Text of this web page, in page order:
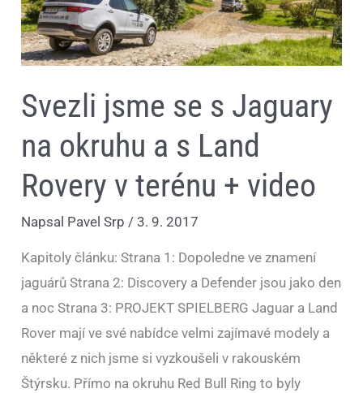
Svezli jsme se s Jaguary
na okruhu a s Land
Rovery v terénu + video
Napsal Pavel Srp/3. 9. 2017
Kapitoly článku: Strana 1: Dopoledne ve znamení
jaguárů Strana 2: Discovery a Defender jsou jako den
a noc Strana 3: PROJEKT SPIELBERG Jaguar a Land
Rover mají ve své nabídce velmi zajímavé modely a
některé z nich jsme si vyzkoušeli v rakouském
Štýrsku. Přímo na okruhu Red Bull Ring to byly
s
Land
Rovery
v
terénu